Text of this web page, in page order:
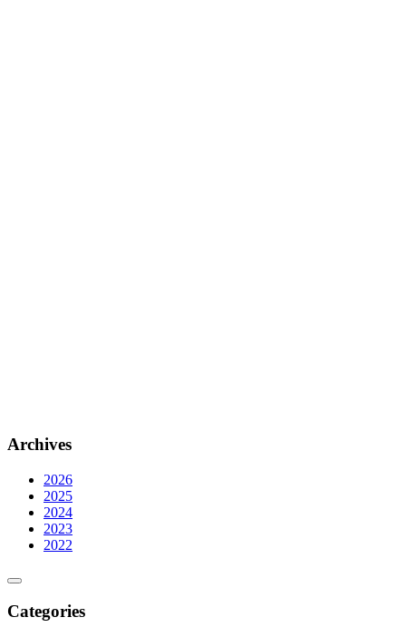
Archives
2026
2025
2024
2023
2022
Categories